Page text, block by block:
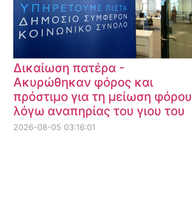
Δικαίωση πατέρα -
Ακυρώθηκαν φόρος και
πρόστιμο για τη μείωση φόρου
λόγω αναπηρίας του γιου του
2026-08-05 03:16:01